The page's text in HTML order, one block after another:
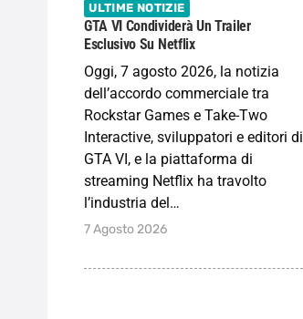
ULTIME NOTIZIE
GTA VI Condividerà Un Trailer
Esclusivo Su Netflix
Oggi, 7 agosto 2026, la notizia
dell’accordo commerciale tra
Rockstar Games e Take-Two
Interactive, sviluppatori e editori di
GTA VI, e la piattaforma di
streaming Netflix ha travolto
l’industria del…
7 Agosto 2026